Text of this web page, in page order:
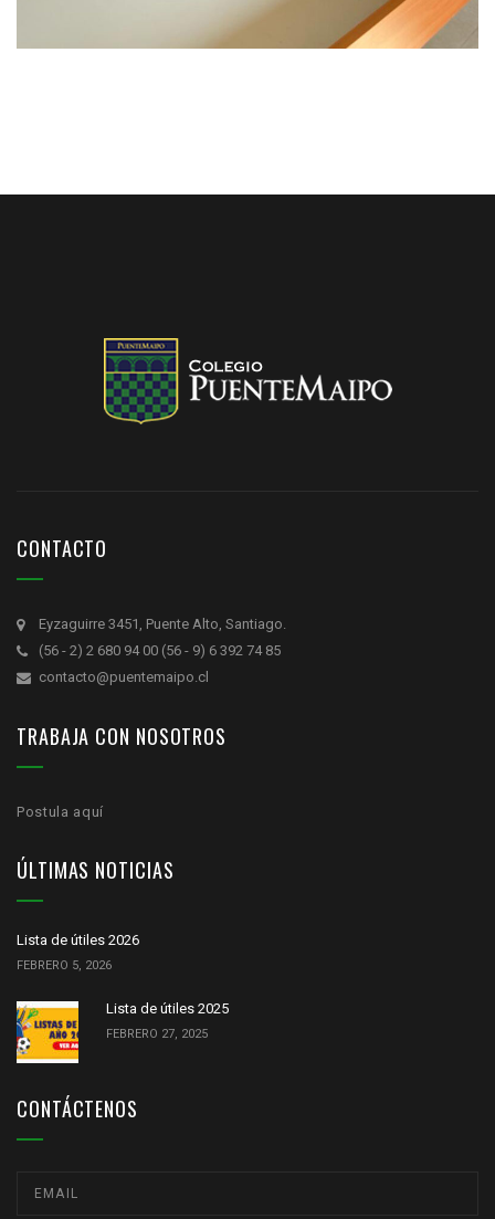
CONTACTO
Eyzaguirre 3451, Puente Alto, Santiago.
(56 - 2) 2 680 94 00 (56 - 9) 6 392 74 85
contacto@puentemaipo.cl
TRABAJA CON NOSOTROS
Postula aquí
ÚLTIMAS NOTICIAS
Lista de útiles 2026
FEBRERO 5, 2026
Lista de útiles 2025
FEBRERO 27, 2025
CONTÁCTENOS